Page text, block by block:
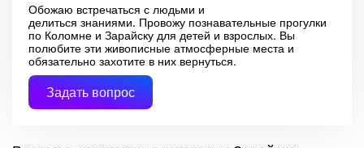
Обожаю встречаться с людьми и
делиться знаниями. Провожу познавательные прогулки
по Коломне и Зарайску для детей и взрослых. Вы
полюбите эти живописные атмосферные места и
обязательно захотите в них вернуться.
Задать вопрос